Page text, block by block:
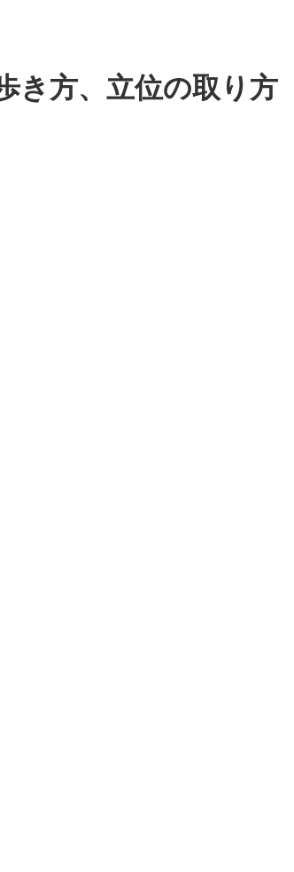
き方、立位の取り方